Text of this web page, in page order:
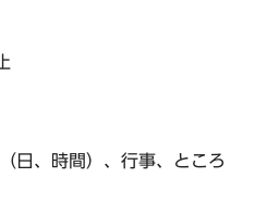
日、時間）、行事、ところ